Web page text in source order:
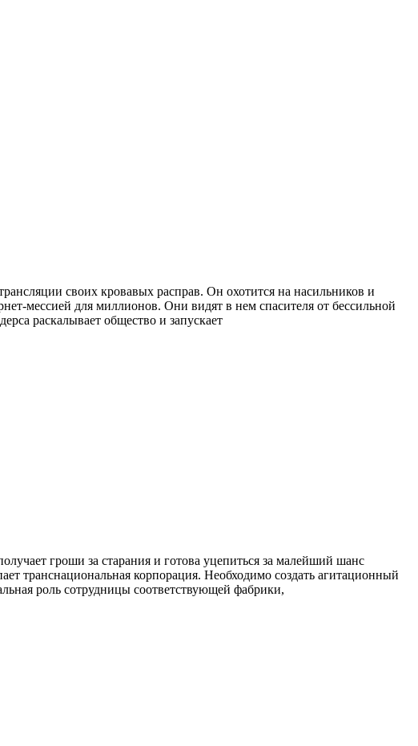
своих кровавых расправ. Он охотится на насильников и
мессией для миллионов. Они видят в нем спасителя от бессильной
раскалывает общество и запускает
гроши за старания и готова уцепиться за малейший шанс
транснациональная корпорация. Необходимо создать агитационный
роль сотрудницы соответствующей фабрики,